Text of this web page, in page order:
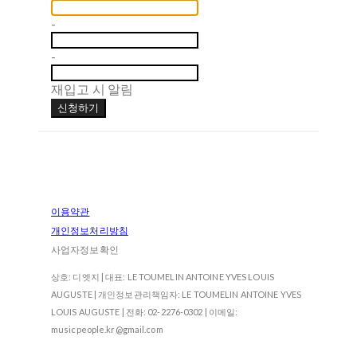
-
-
재입고 시 알림
신청하기
이용약관
개인정보처리방침
사업자정보확인
상호: 디엣지 | 대표: LE TOUMELIN ANTOINE YVES LOUIS
AUGUSTE | 개인정보관리책임자: LE TOUMELIN ANTOINE YVES
LOUIS AUGUSTE | 전화: 02-2276-0302 | 이메일:
musicpeople.kr@gmail.com